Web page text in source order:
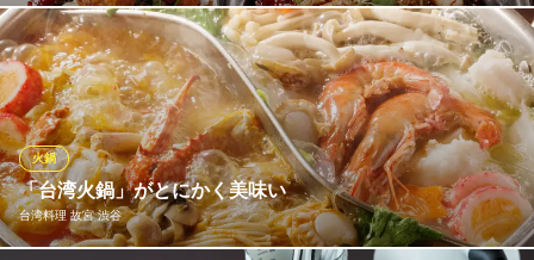
東京都渋谷区渋谷3-21-3 渋谷ストリーム3F
人気イベント【激辛グルメ祭り】で毎年大行列・大人気！！ 記念
して、当店の辛くて、奥深い味わいをご堪能いただけるお料理、
全11品に飲み放題2時間が付いたコースを！
陳家私菜（ちんかしさい） 渋谷店
中国政府公認レストラン
ＪＲ渋谷駅ハチ公口 徒歩4分
東京都渋谷区神南1-16-3 ブルーヴァールビルB1
「台湾火鍋」がとにかく美味い
台湾料理 故宮 渋谷
火鍋